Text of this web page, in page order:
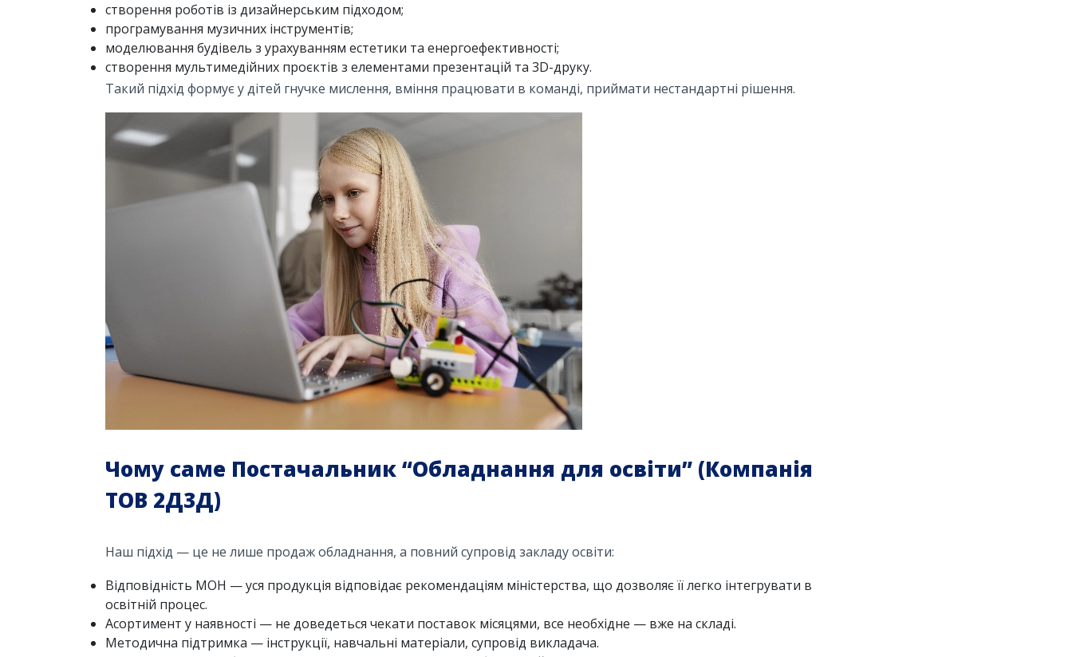
створення роботів із дизайнерським підходом;
програмування музичних інструментів;
моделювання будівель з урахуванням естетики та енергоефективності;
створення мультимедійних проєктів з елементами презентацій та 3D-друку.
Такий підхід формує у дітей гнучке мислення, вміння працювати в команді, приймати нестандартні рішення.
Чому саме Постачальник “Обладнання для освіти” (Компанія
ТОВ 2Д3Д)
Наш підхід — це не лише продаж обладнання, а повний супровід закладу освіти:
Відповідність МОН — уся продукція відповідає рекомендаціям міністерства, що дозволяє її легко інтегрувати в
освітній процес.
Асортимент у наявності — не доведеться чекати поставок місяцями, все необхідне — вже на складі.
Методична підтримка — інструкції, навчальні матеріали, супровід викладача.